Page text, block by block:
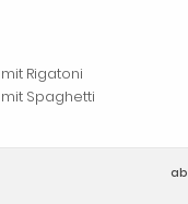
ab
mit Rigatoni
mit Spaghetti